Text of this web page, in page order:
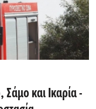
και Ικαρία -